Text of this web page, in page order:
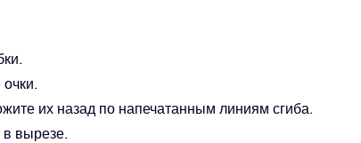
их назад по напечатанным линиям сгиба.
в вырезе.